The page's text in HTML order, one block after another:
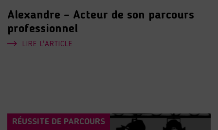
Alexandre – Acteur de son parcours
professionnel
LIRE L'ARTICLE
RÉUSSITE DE PARCOURS